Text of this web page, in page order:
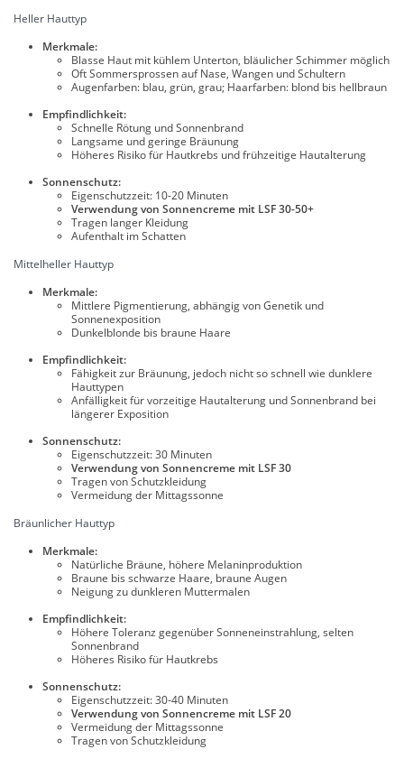
Heller Hauttyp
Merkmale:
Blasse Haut mit kühlem Unterton, bläulicher Schimmer möglich
Oft Sommersprossen auf Nase, Wangen und Schultern
Augenfarben: blau, grün, grau; Haarfarben: blond bis hellbraun
Empfindlichkeit:
Schnelle Rötung und Sonnenbrand
Langsame und geringe Bräunung
Höheres Risiko für Hautkrebs und frühzeitige Hautalterung
Sonnenschutz:
Eigenschutzzeit: 10-20 Minuten
Verwendung von Sonnencreme mit LSF 30-50+
Tragen langer Kleidung
Aufenthalt im Schatten
Mittelheller Hauttyp
Merkmale:
Mittlere Pigmentierung, abhängig von Genetik und
Sonnenexposition
Dunkelblonde bis braune Haare
Empfindlichkeit:
Fähigkeit zur Bräunung, jedoch nicht so schnell wie dunklere
Hauttypen
Anfälligkeit für vorzeitige Hautalterung und Sonnenbrand bei
längerer Exposition
Sonnenschutz:
Eigenschutzzeit: 30 Minuten
Verwendung von Sonnencreme mit LSF 30
Tragen von Schutzkleidung
Vermeidung der Mittagssonne
Bräunlicher Hauttyp
Merkmale:
Natürliche Bräune, höhere Melaninproduktion
Braune bis schwarze Haare, braune Augen
Neigung zu dunkleren Muttermalen
Empfindlichkeit:
Höhere Toleranz gegenüber Sonneneinstrahlung, selten
Sonnenbrand
Höheres Risiko für Hautkrebs
Sonnenschutz:
Eigenschutzzeit: 30-40 Minuten
Verwendung von Sonnencreme mit LSF 20
Vermeidung der Mittagssonne
Tragen von Schutzkleidung